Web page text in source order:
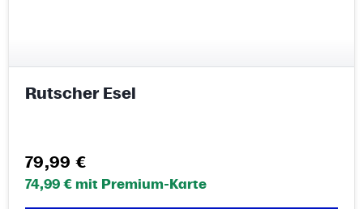
Rutscher Esel
Regulärer Preis:
79,99 €
74,99 € mit Premium-Karte